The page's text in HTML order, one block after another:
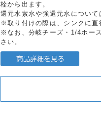
栓から出ます。
還元水素水や強還元水について
※取り付けの際は、シンクに直
※なお、分岐チーズ・1/4ホー
さい。